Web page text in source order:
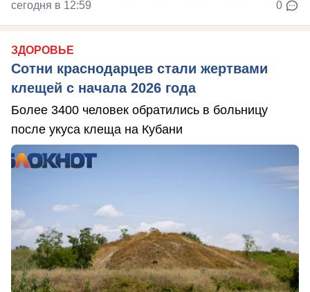
сегодня в 12:59 0
ЗДОРОВЬЕ
Сотни краснодарцев стали жертвами
клещей с начала 2026 года
Более 3400 человек обратились в больницу
после укуса клеща на Кубани